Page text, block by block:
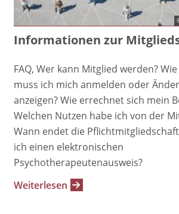
Informationen zur
FAQ, Wer kann Mitglied werden?
muss ich mich anmelden oder
anzeigen? Wie errechnet sich mein
Welchen Nutzen habe ich von der
Wann endet die
ich einen elektronischen
Psychotherapeutenausweis?
Weiterlesen